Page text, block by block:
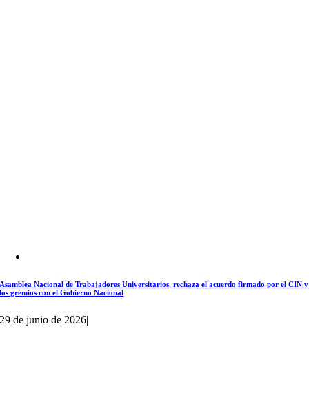
Asamblea Nacional de Trabajadores Universitarios, rechaza el acuerdo firmado por el CIN y
los gremios con el Gobierno Nacional
29 de junio de 2026|